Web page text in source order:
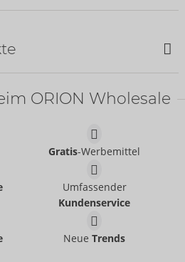
Cottelli PARTY- ORION Brand
49,95 €
ORION Wholesale
Gratis-Werbemittel
Umfassender
Kundenservice
NeueTrends